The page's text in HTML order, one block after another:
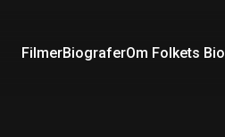
FilmerBiograferOm Folkets Bio